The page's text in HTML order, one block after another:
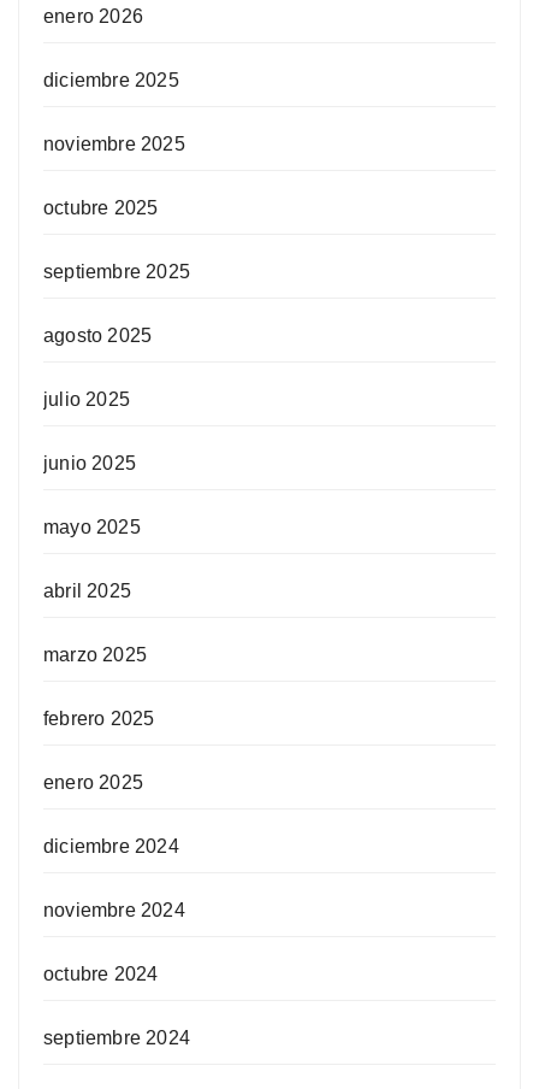
enero 2026
diciembre 2025
noviembre 2025
octubre 2025
septiembre 2025
agosto 2025
julio 2025
junio 2025
mayo 2025
abril 2025
marzo 2025
febrero 2025
enero 2025
diciembre 2024
noviembre 2024
octubre 2024
septiembre 2024